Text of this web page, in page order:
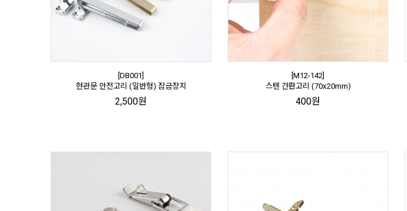
[DB001]
현관문 안전고리 (일반형) 잠금장치
2,500원
[M12-142]
스텐 간판고리 (70x20mm)
400원